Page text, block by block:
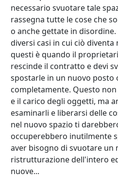
necessario svuotare tale
rassegna tutte le cose che
o anche gettate in disordine.
diversi casi in cui ciò diventa
questi è quando il
rescinde il contratto e devi
spostarle in un nuovo posto
completamente. Questo
e il carico degli oggetti, ma
esaminarli e liberarsi delle
nel nuovo spazio ti
occuperebbero inutilmente
aver bisogno di svuotare un
ristrutturazione dell'intero
nuove...